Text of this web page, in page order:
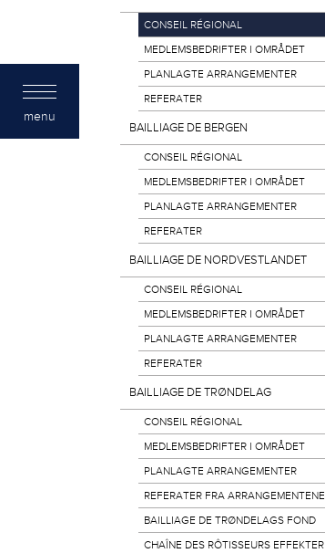
CONSEIL RÉGIONAL
MEDLEMSBEDRIFTER I OMRÅDET
PLANLAGTE ARRANGEMENTER
REFERATER
BAILLIAGE DE BERGEN
CONSEIL RÉGIONAL
MEDLEMSBEDRIFTER I OMRÅDET
PLANLAGTE ARRANGEMENTER
REFERATER
BAILLIAGE DE NORDVESTLANDET
CONSEIL RÉGIONAL
MEDLEMSBEDRIFTER I OMRÅDET
PLANLAGTE ARRANGEMENTER
REFERATER
BAILLIAGE DE TRØNDELAG
CONSEIL RÉGIONAL
MEDLEMSBEDRIFTER I OMRÅDET
PLANLAGTE ARRANGEMENTER
REFERATER FRA ARRANGEMENTENE
BAILLIAGE DE TRØNDELAGS FOND
CHAÎNE DES RÔTISSEURS EFFEKTER
menu